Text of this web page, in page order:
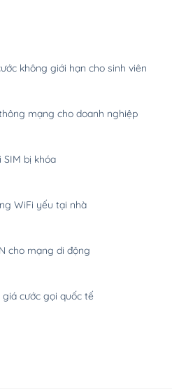
không giới hạn cho sinh viên
mạng cho doanh nghiệp
SIM bị khóa
WiFi yếu tại nhà
cho mạng di động
cước gọi quốc tế